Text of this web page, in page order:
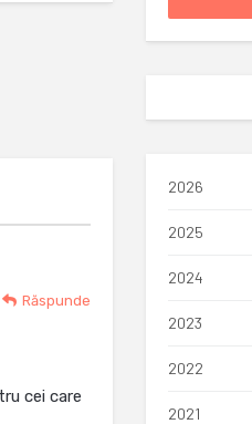
Răspunde
cei care
2026
2025
2024
2023
2022
2021